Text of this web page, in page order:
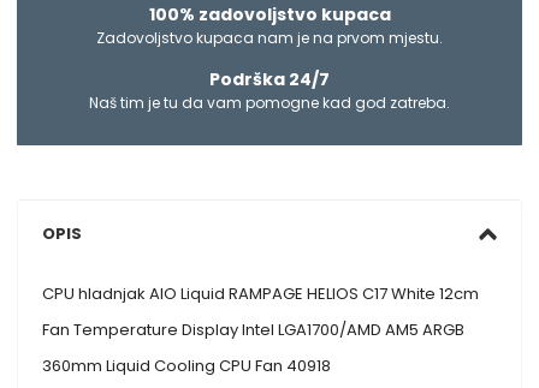
100% zadovoljstvo kupaca
Zadovoljstvo kupaca nam je na prvom mjestu.
Podrška 24/7
Naš tim je tu da vam pomogne kad god zatreba.
OPIS
CPU hladnjak AIO Liquid RAMPAGE HELIOS C17 White 12cm
Fan Temperature Display Intel LGA1700/AMD AM5 ARGB
360mm Liquid Cooling CPU Fan 40918